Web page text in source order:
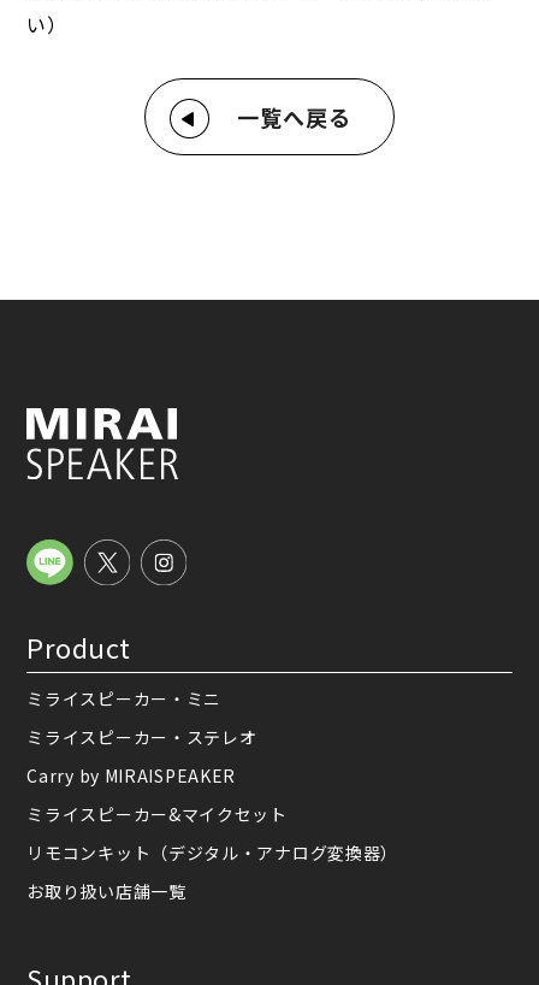
い）
一覧へ戻る
Product
ミライスピーカー・ミニ
ミライスピーカー・ステレオ
Carry by MIRAISPEAKER
ミライスピーカー&マイクセット
リモコンキット（デジタル・アナログ変換器）
お取り扱い店舗一覧